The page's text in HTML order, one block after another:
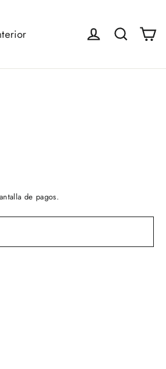
Iniciar sesión
Buscar
de pagos.